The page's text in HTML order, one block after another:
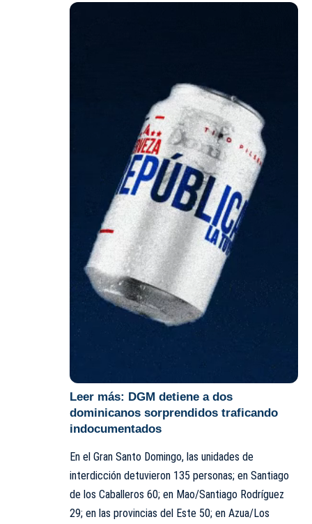
Leer más: DGM detiene a dos
dominicanos sorprendidos traficando
indocumentados
En el Gran Santo Domingo, las unidades de
interdicción detuvieron 135 personas; en Santiago
de los Caballeros 60; en Mao/Santiago Rodríguez
29; en las provincias del Este 50; en Azua/Los